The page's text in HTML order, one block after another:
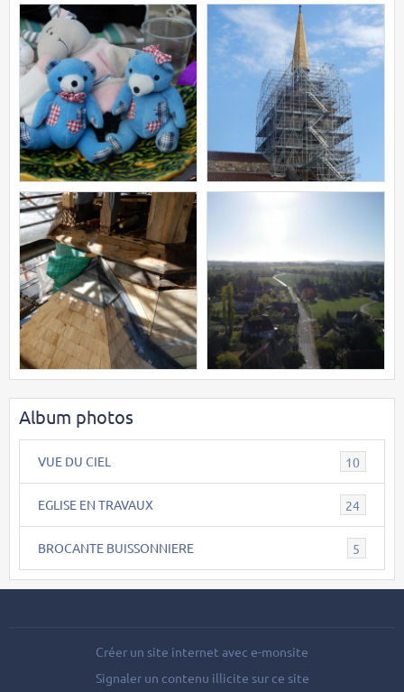
Album photos
VUE DU CIEL 10
EGLISE EN TRAVAUX 24
BROCANTE BUISSONNIERE 5
Créer un site internet avec e-monsite
Signaler un contenu illicite sur ce site